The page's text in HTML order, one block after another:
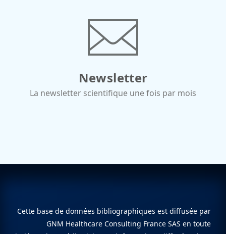
Newsletter
La newsletter scientifique une fois par mois
Cette base de données bibliographiques est diffusée par
GNM Healthcare Consulting France SAS en toute